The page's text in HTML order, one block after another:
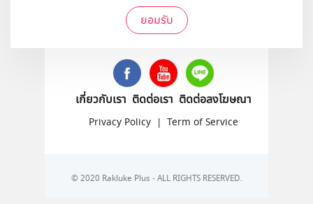
ยอมรับ
ติดตามเราได้ที่
เกี่ยวกับเรา ติดต่อเรา ติดต่อลงโฆษณา
Privacy Policy | Term of Service
© 2020 Rakluke Plus - ALL RIGHTS RESERVED.